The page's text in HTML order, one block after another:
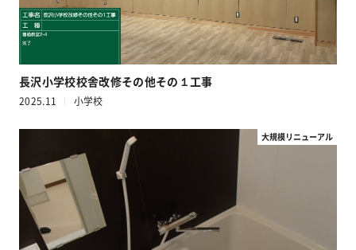
長沢小学校校舎改修その他その１工事
2025.11 小学校
大規模リニューアル